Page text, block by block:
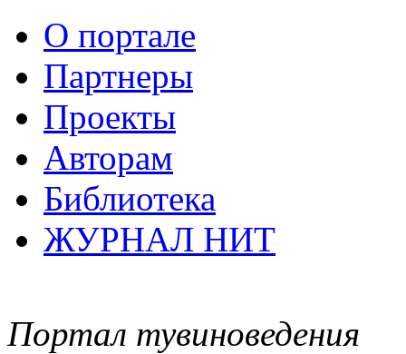
О портале
Партнеры
Проекты
Авторам
Библиотека
ЖУРНАЛ НИТ
Портал тувиноведения